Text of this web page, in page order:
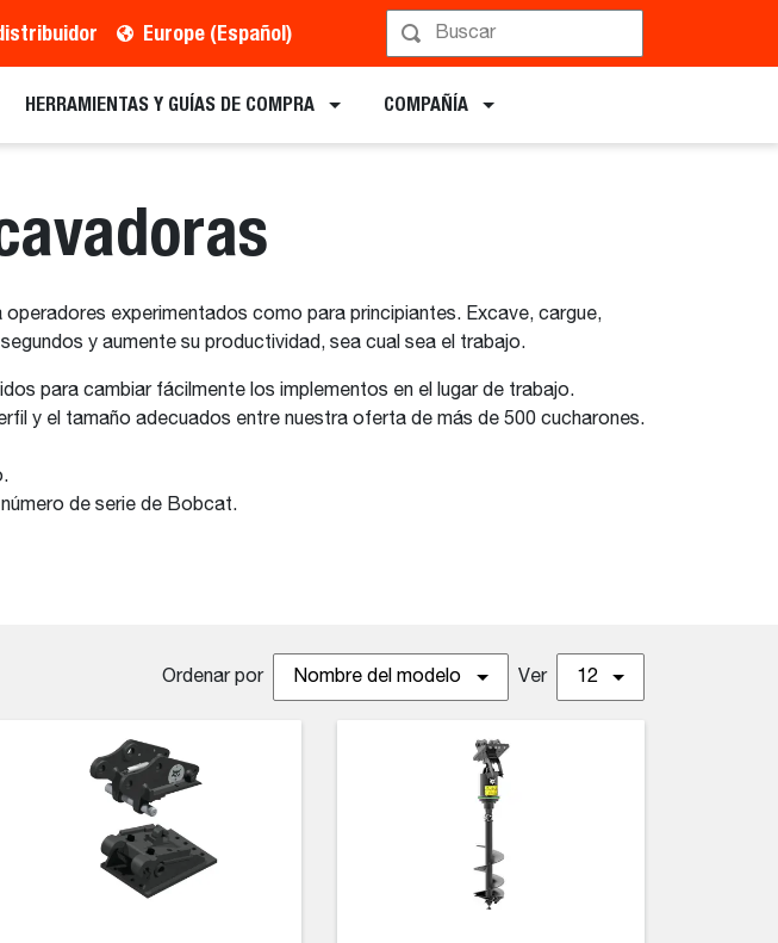
Europe (Español)
HERRAMIENTAS Y GUÍAS DE COMPRA COMPAÑÍA
experimentados como para principiantes. Excave, cargue,
y aumente su productividad, sea cual sea el trabajo.
para cambiar fácilmente los implementos en el lugar de trabajo.
y el tamaño adecuados entre nuestra oferta de más de 500 cucharones.
de serie de Bobcat.
Ordenar por Nombre del modelo Ver 12